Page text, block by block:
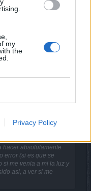
my
the
Privacy Policy
problema.
hacer absolutamente
error (si es que se
si me venia a mi la luz y
asi, a ver si me